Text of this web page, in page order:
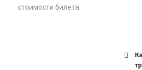
стоимости билета.